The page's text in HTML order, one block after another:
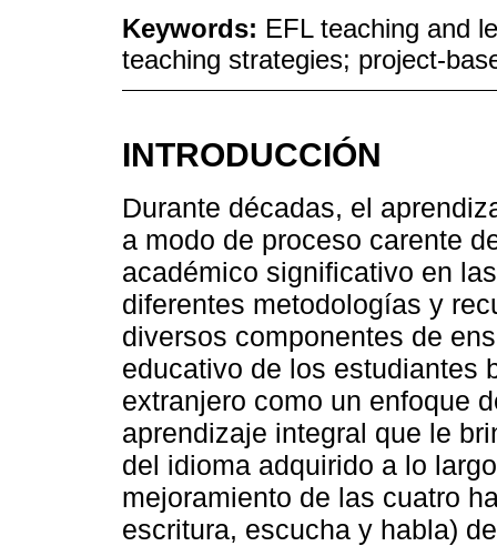
Keywords: EFL teaching and
teaching strategies; project-
INTRODUCCIÓN
Durante décadas, el
a modo de proceso carente
académico significativo en
diferentes metodologías y
diversos componentes de
educativo de los estudiantes
extranjero como un enfoque
aprendizaje integral que le
del idioma adquirido a lo
mejoramiento de las cuatro
escritura, escucha y habla)